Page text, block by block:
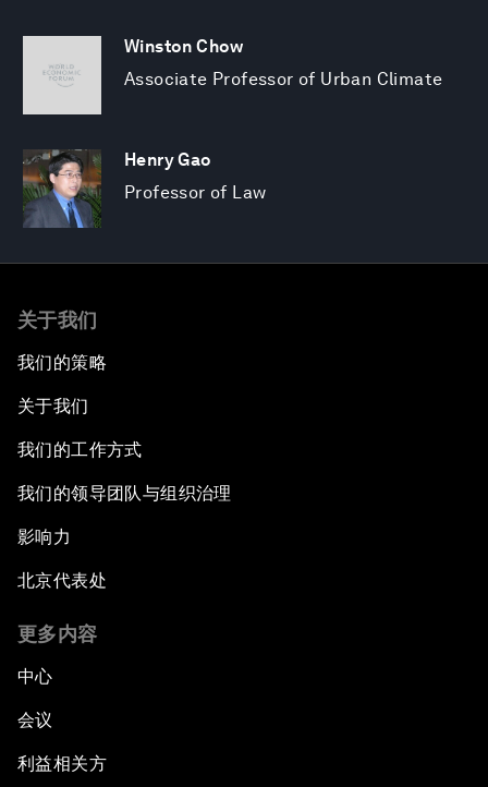
Winston Chow
Associate Professor of Urban Climate
Henry Gao
Professor of Law
关于我们
我们的策略
关于我们
我们的工作方式
我们的领导团队与组织治理
影响力
北京代表处
更多内容
中心
会议
利益相关方